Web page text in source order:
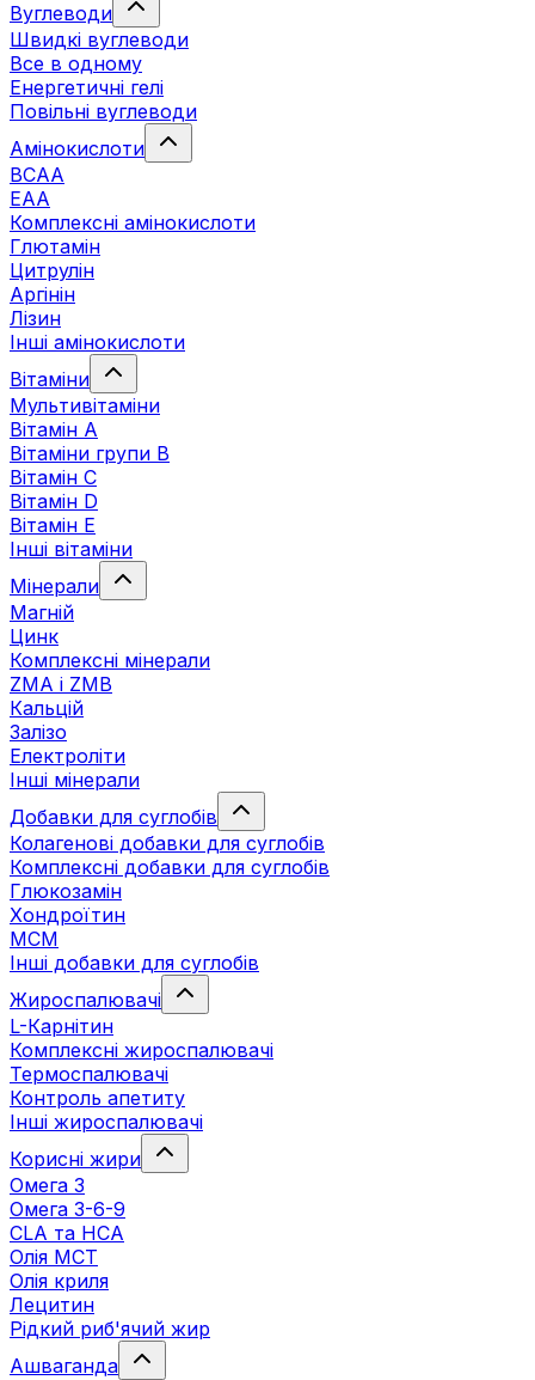
Вуглеводи
Швидкі вуглеводи
Все в одному
Енергетичні гелі
Повільні вуглеводи
Амінокислоти
BCAA
EAA
Комплексні амінокислоти
Глютамін
Цитрулін
Аргінін
Лізин
Інші амінокислоти
Вітаміни
Мультивітаміни
Вітамін А
Вітаміни групи В
Вітамін C
Вітамін D
Вітамін Е
Інші вітаміни
Мінерали
Магній
Цинк
Комплексні мінерали
ZMA і ZMB
Кальцій
Залізо
Електроліти
Інші мінерали
Добавки для суглобів
Колагенові добавки для суглобів
Комплексні добавки для суглобів
Глюкозамін
Хондроїтин
МСМ
Інші добавки для суглобів
Жироспалювачі
L-Карнітин
Комплексні жироспалювачі
Термоспалювачі
Контроль апетиту
Інші жироспалювачі
Корисні жири
Омега 3
Омега 3-6-9
CLA та HCA
Олія МСТ
Олія криля
Лецитин
Рідкий риб'ячий жир
Ашваганда